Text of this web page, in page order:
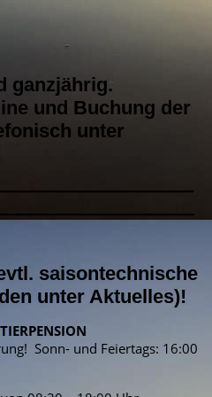
ganzjährig.
und Buchung der
unter
saisontechnische
unter Aktuelles)!
Sonn- und Feiertags: 16:00